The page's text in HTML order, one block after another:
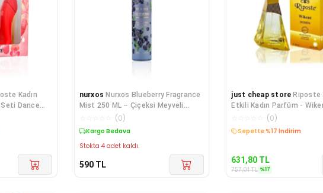
Kadın
Dance
nurxos Nurxos Blueberry Fragrance
Mist 250 ML – Çiçeksi Meyveli
(0)
Kargo Bedava
Stokta 4 adet kaldı.
590 TL
just cheap store Riposte
Etkili Kadın Parfüm -
Women 90 Ml
(0)
Sepette %17 İndirim
631,80 TL
757,01TL %17